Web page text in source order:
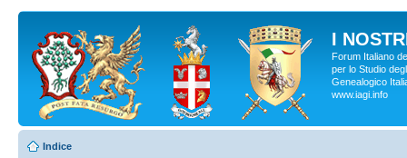
I
Forum Italiano
per lo Studio
Genealogico
www.iagi.info
Indice